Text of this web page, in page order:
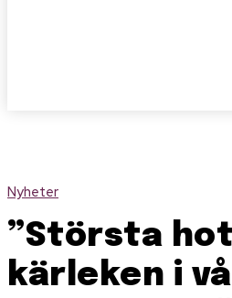
Nyheter
”Största
kärleken i